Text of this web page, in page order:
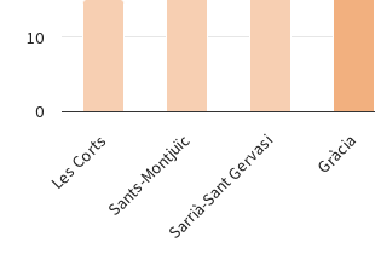
Les CortsSants-MontjuïcSarrià-Sant Gervasi Gràcia
0
10